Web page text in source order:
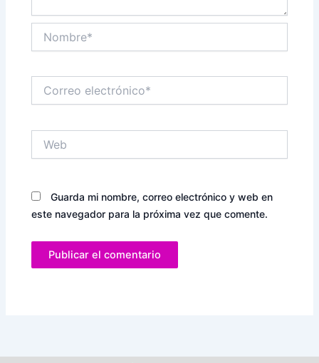
electrónico*
Guarda mi nombre, correo electrónico y web en
este navegador para la próxima vez que comente.